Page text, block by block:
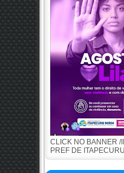
CLICK NO BANNER /
PREF DE ITAPECURU